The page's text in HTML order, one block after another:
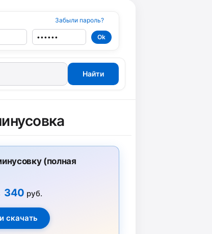
Забыли пароль?
(полная
340 руб.